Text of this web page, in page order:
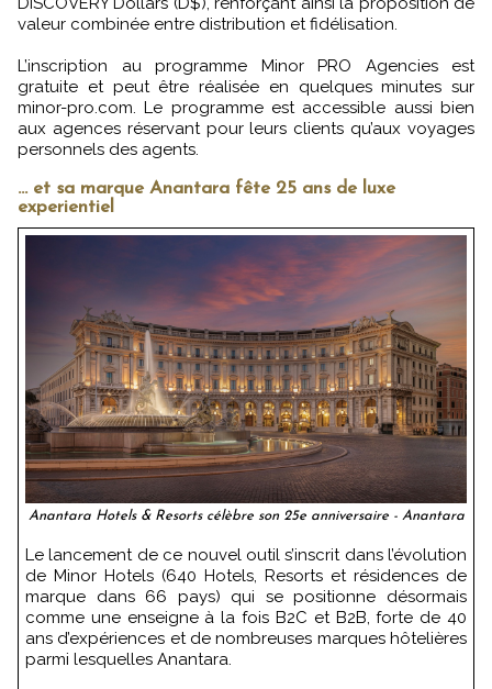
valeur combinée entre distribution et fidélisation.
L’inscription au programme Minor PRO Agencies est
gratuite et peut être réalisée en quelques minutes sur
minor-pro.com. Le programme est accessible aussi bien
aux agences réservant pour leurs clients qu’aux voyages
personnels des agents.
… et sa marque Anantara fête 25 ans de luxe
experientiel
Anantara Hotels & Resorts célèbre son 25e anniversaire - Anantara
Le lancement de ce nouvel outil s’inscrit dans l’évolution
de Minor Hotels (640 Hotels, Resorts et résidences de
marque dans 66 pays) qui se positionne désormais
comme une enseigne à la fois B2C et B2B, forte de 40
ans d’expériences et de nombreuses marques hôtelières
parmi lesquelles Anantara.